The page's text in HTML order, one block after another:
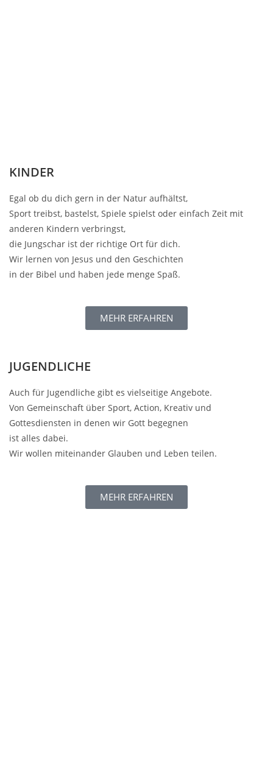
KINDER
Egal ob du dich gern in der Natur aufhältst,
Sport treibst, bastelst, Spiele spielst oder einfach Zeit mit
anderen Kindern verbringst,
die Jungschar ist der richtige Ort für dich.
Wir lernen von Jesus und den Geschichten
in der Bibel und haben jede menge Spaß.
MEHR ERFAHREN
JUGENDLICHE
Auch für Jugendliche gibt es vielseitige Angebote.
Von Gemeinschaft über Sport, Action, Kreativ und
Gottesdiensten in denen wir Gott begegnen
ist alles dabei.
Wir wollen miteinander Glauben und Leben teilen.
MEHR ERFAHREN